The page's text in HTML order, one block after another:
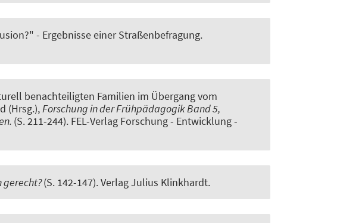
- Ergebnisse einer Straßenbefragung.
benachteiligten Familien im Übergang vom
(Hrsg.),Forschung in der Frühpädagogik Band 5,
(S. 211-244). FEL-Verlag Forschung - Entwicklung -
gerecht?(S. 142-147). Verlag Julius Klinkhardt.